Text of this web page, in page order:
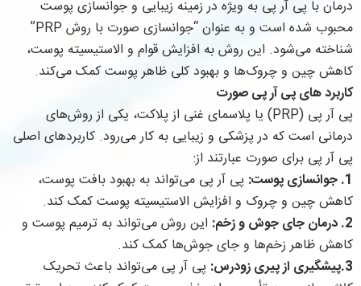
درمان با پی آر پی به ویژه در زمینه زیبایی و جوانسازی پوست
محبوب شده است و به عنوان “جوانسازی صورت با روش PRP”
شناخته می‌شود. این روش به افزایش قوام و الاستیسیته پوست،
کاهش چین و چروک‌ها و بهبود کلی ظاهر پوست کمک می‌کند.
کاربرد های پی آر پی صورت
پی آر پی (PRP) یا پلاسمای غنی از پلاکت، یکی از روش‌های
درمانی است که در پزشکی و زیبایی به کار می‌رود. کاربردهای اصلی
پی آر پی برای صورت عبارتند از:
1. جوانسازی پوست:
پی آر پی می‌تواند به بهبود بافت پوست،
کاهش چین و چروک و افزایش الاستیسیته پوست کمک کند.
2. درمان جای جوش و زخم:
این روش می‌تواند به ترمیم پوست و
کاهش ظاهر زخم‌ها و جای جوش‌ها کمک کند.
3.پیشگیری از پیری زودرس:
پی آر پی می‌تواند باعث تحریک